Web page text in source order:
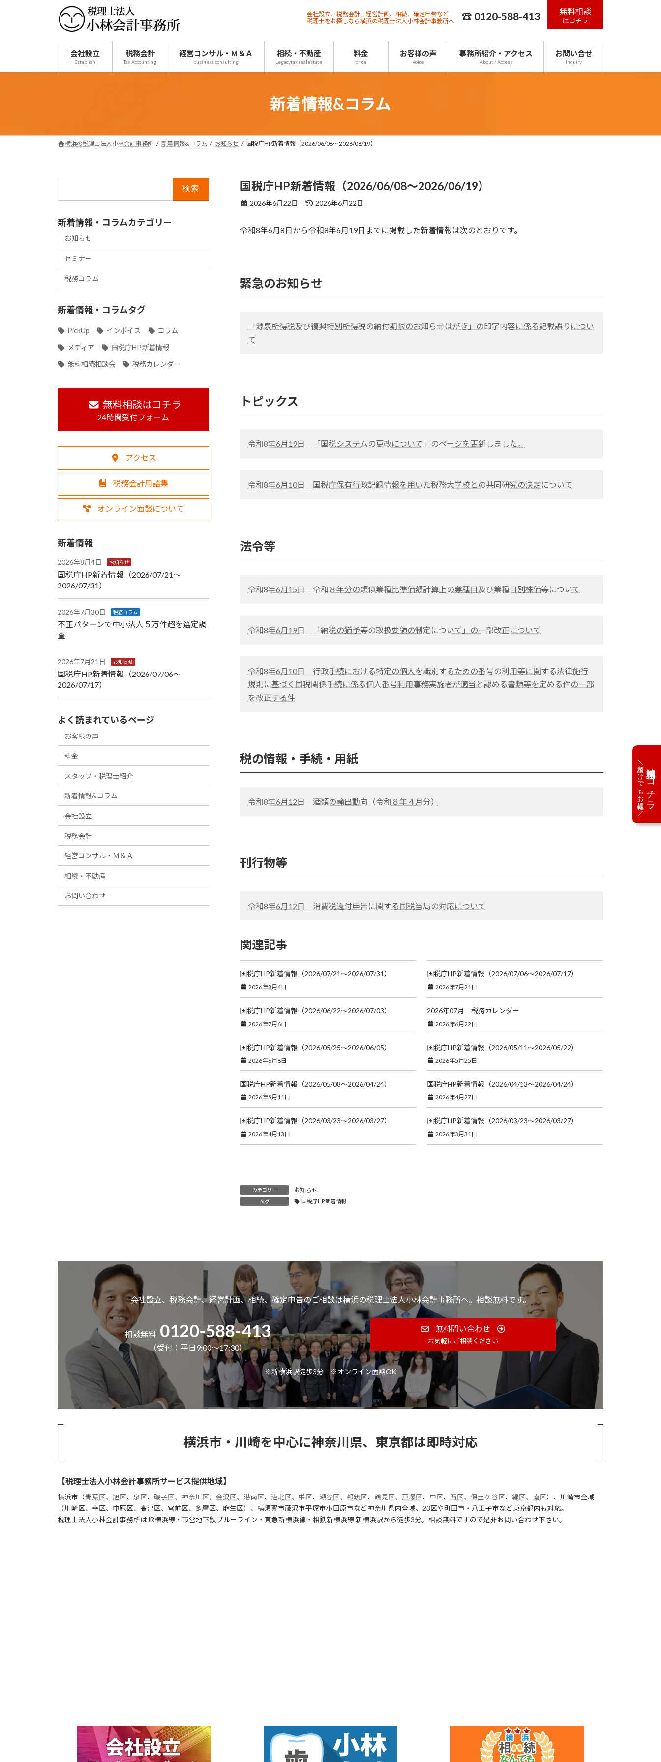
会社設立、税務会計、経営計画、相続、確定申告など
税理士をお探しなら横浜の税理士法人小林会計事務所へ
☎ 0120-588-413 無料相談
はコチラ
会社設立
Establish
税務会計
Tax Accounting
経営コンサル・Ｍ＆Ａ
business consulting
相続・不動産
Legacytax realestate
料金
price
お客様の声
voice
事務所紹介・アクセス
About / Access
お問い合せ
Inquiry
新着情報&コラム
横浜の税理士法人小林会計事務所 新着情報&コラム お知らせ 国税庁HP新着情報（2026/06/08～2026/06/19）
国税庁HP新着情報（2026/06/08～2026/06/19）
2026年6月22日
最
新
2026年6月22日
令和8年6月8日から令和8年6月19日までに掲載した新着情報は次のとおりです。
緊急のお知らせ
「源泉所得税及び復興特別所得税の納付期限のお知らせはがき」の印字内容に係る記載誤りについ
て
トピックス
令和8年6月19日 「国税システムの更改について」のページを更新しました。
令和8年6月10日 国税庁保有行政記録情報を用いた税務大学校との共同研究の決定について
法令等
令和8年6月15日 令和８年分の類似業種比準価額計算上の業種目及び業種目別株価等について
令和8年6月19日 「納税の猶予等の取扱要領の制定について」の一部改正について
令和8年6月10日 行政手続における特定の個人を識別するための番号の利用等に関する法律施行
規則に基づく国税関係手続に係る個人番号利用事務実施者が適当と認める書類等を定める件の一部
を改正する件
税の情報・手続・用紙
令和8年6月12日 酒類の輸出動向（令和８年４月分）
刊行物等
令和8年6月12日 消費税還付申告に関する国税当局の対応について
関連記事
国税庁HP新着情報（2026/07/21～2026/07/31）
2026年8月4日
国税庁HP新着情報（2026/07/06～2026/07/17）
2026年7月21日
国税庁HP新着情報（2026/06/22～2026/07/03）
2026年7月6日
2026年07月 税務カレンダー
2026年6月22日
国税庁HP新着情報（2026/05/25～2026/06/05）
2026年6月8日
国税庁HP新着情報（2026/05/11～2026/05/22）
2026年5月25日
国税庁HP新着情報（2026/05/08～2026/04/24）
2026年5月11日
国税庁HP新着情報（2026/04/13～2026/04/24）
2026年4月27日
国税庁HP新着情報（2026/03/23～2026/03/27）
2026年4月13日
国税庁HP新着情報（2026/03/23～2026/03/27）
2026年3月31日
カテゴリー お知らせ
タグ 国税庁HP新着情報
新着情報・コラムカテゴリー
お知らせ
セミナー
税務コラム
新着情報・コラムタグ
PickUp インボイス
コラム
メディア
国税庁HP新着情報
無料相続相談会
税務カレンダー
無料相談はコチラ
24時間受付フォーム
アクセス
税務会計用語集
オンライン面談について
新着情報
2026年8月4日 お知らせ
国税庁HP新着情報（2026/07/21～
2026/07/31）
2026年7月30日 税務コラム
不正パターンで中小法人５万件超を選定調
査
2026年7月21日 お知らせ
国税庁HP新着情報（2026/07/06～
2026/07/17）
よく読まれているページ
お客様の声
料金
スタッフ・税理士紹介
新着情報&コラム
会社設立
税務会計
経営コンサル・Ｍ＆Ａ
相続・不動産
お問い合わせ
会社設立、税務会計、経営計画、相続、確定申告のご相談は横浜の税理士法人小林会計事務所へ。相談無料です。
相談無料 0120-588-413
（受付：平日9:00～17:30）
無料問い合わせ
お気軽にご相談ください
※新横浜駅徒歩3分 ※オンライン面談OK
横浜市・川崎を中心に神奈川県、東京都は即時対応
【税理士法人小林会計事務所サービス提供地域】
横浜市（青葉区、 旭区、 泉区、 磯子区、 神奈川区、 金沢区、 港南区、 港北区、 栄区、 瀬谷区、 都筑区、 鶴見区、 戸塚区、 中区、 西区、 保土ケ谷区、 緑区、 南区）、川崎市全域
（川崎区、幸区、中原区、高津区、宮前区、多摩区、麻生区）、横須賀市藤沢市平塚市小田原市など神奈川県内全域、23区や町田市・八王子市など東京都内も対応。
税理士法人小林会計事務所はJR横浜線・市営地下鉄ブルーライン・東急新横浜線・相鉄新横浜線 新横浜駅から徒歩3分。相談無料ですので是非お問い合わせ下さい。
無料相談はコチラ
＼相談だけでもお気軽に／